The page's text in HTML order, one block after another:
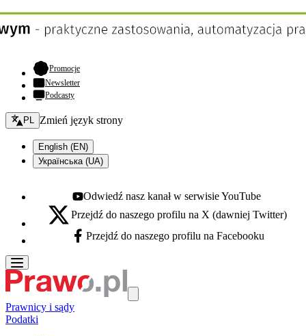
Promocje- otwiera się w nowej karcie
Newsletter
Podcasty
Zmień język - bieżący:
PL Zmień język strony
English (EN)
Українська (UA)
Youtube - otwiera się w nowej karcie
Odwiedź nasz kanał w serwisie YouTube
X - otwiera się w nowej karcie
Przejdź do naszego profilu na X (dawniej Twitter)
Facebook - otwiera się w nowej karcie
Przejdź do naszego profilu na Facebooku
Prawnicy i sądy
Podatki